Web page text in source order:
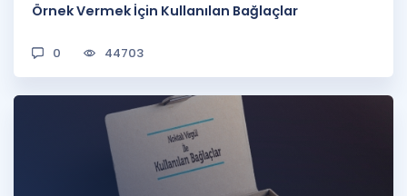
Örnek Vermek İçin Kullanılan Bağlaçlar
0 44703